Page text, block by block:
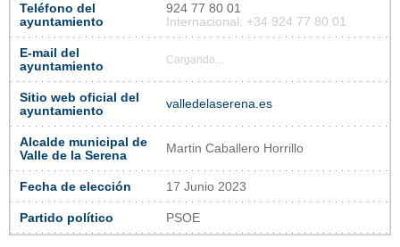
Teléfono del
ayuntamiento
924 77 80 01
Internacional: +34 924 77 80 01
E-mail del
ayuntamiento
Cargando...
Sitio web oficial del
ayuntamiento
valledelaserena.es
Alcalde municipal de
Valle de la Serena
Martin Caballero Horrillo
Fecha de elección 17 Junio 2023
Partido político PSOE